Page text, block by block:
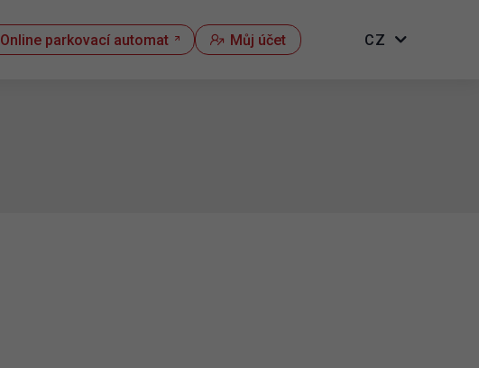
Online parkovací automat Můj účet CZ